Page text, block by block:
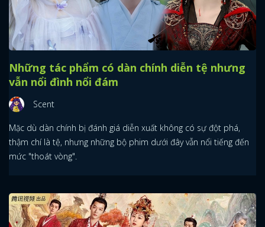
Những tác phẩm có dàn chính diễn tệ nhưng
vẫn nổi đình nổi đám
Scent
Mặc dù dàn chính bị đánh giá diễn xuất không có sự đột phá,
thậm chí là tệ, nhưng những bộ phim dưới đây vẫn nổi tiếng đến
mức "thoát vòng".